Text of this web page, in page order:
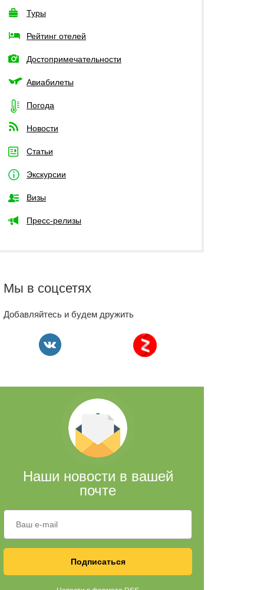
Туры
Рейтинг отелей
Достопримечательности
Авиабилеты
Погода
Новости
Статьи
Экскурсии
Визы
Пресс-релизы
Мы в соцсетях
Добавляйтесь и будем дружить
Наши новости в вашей
почте
Подписаться